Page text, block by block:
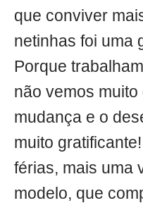
que conviver
netinhas foi uma
Porque
não vemos
mudança e o
muito
férias, mais uma
modelo, que